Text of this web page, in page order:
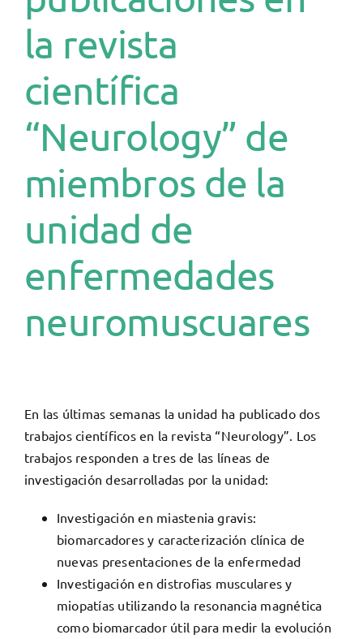
la revista
científica
“Neurology” de
miembros de la
unidad de
enfermedades
neuromuscuares
En las últimas semanas la unidad ha publicado dos
trabajos científicos en la revista “Neurology”. Los
trabajos responden a tres de las líneas de
investigación desarrolladas por la unidad:
Investigación en miastenia gravis:
biomarcadores y caracterización clínica de
nuevas presentaciones de la enfermedad
Investigación en distrofias musculares y
miopatías utilizando la resonancia magnética
como biomarcador útil para medir la evolución